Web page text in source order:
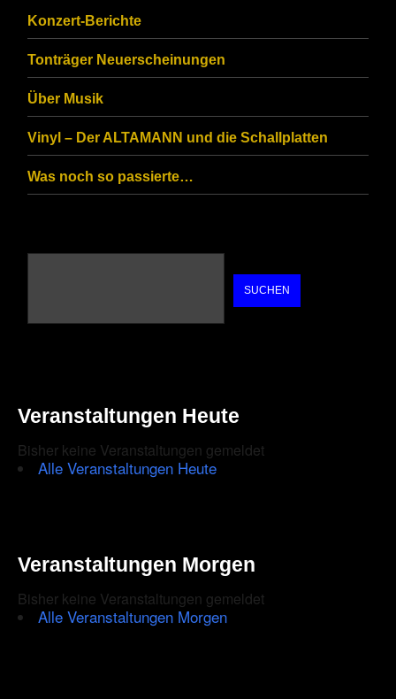
you
are
human.
Konzert-Berichte
Tonträger Neuerscheinungen
Über Musik
Vinyl – Der ALTAMANN und die Schallplatten
Was noch so passierte…
SUCHEN
Veranstaltungen Heute
Bisher keine Veranstaltungen gemeldet
Alle Veranstaltungen Heute
Veranstaltungen Morgen
Bisher keine Veranstaltungen gemeldet
Alle Veranstaltungen Morgen